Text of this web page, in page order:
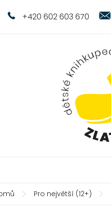
+420 602 603 670
Pro největší (12+)